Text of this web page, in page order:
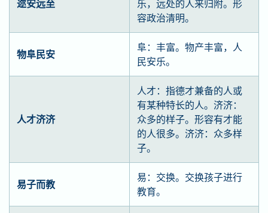
迩安远至
乐，远处的人来归附。形
容政治清明。
物阜民安
阜：丰富。物产丰富，人
民安乐。
人才济济
人才：指德才兼备的人或
有某种特长的人。济济：
众多的样子。形容有才能
的人很多。济济：众多样
子。
易子而教
易：交换。交换孩子进行
教育。